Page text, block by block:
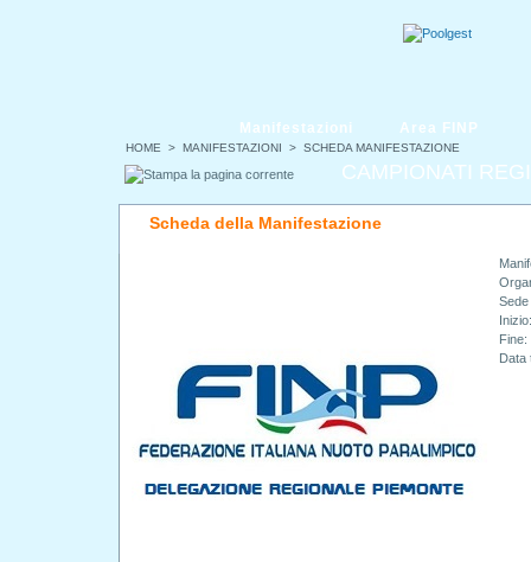
HOME > MANIFESTAZIONI > SCHEDA MANIFESTAZIONE
Manifestazioni Area FINP
CAMPIONATI
Scheda della Manifestazione
Fine:
Data